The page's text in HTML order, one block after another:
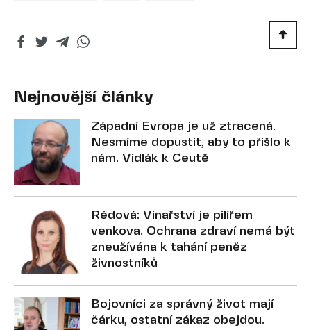
Nejnovější články
Západní Evropa je už ztracená.
Nesmíme dopustit, aby to přišlo k
nám. Vidlák k Ceutě
Rédová: Vinařství je pilířem
venkova. Ochrana zdraví nemá být
zneužívána k tahání peněz
živnostníků
Bojovníci za správný život mají
čárku, ostatní zákaz obejdou.